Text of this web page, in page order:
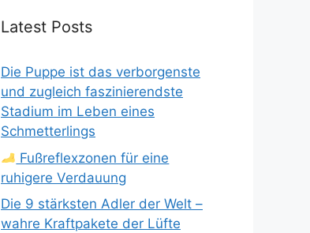
Latest Posts
Die Puppe ist das verborgenste
und zugleich faszinierendste
Stadium im Leben eines
Schmetterlings
Fußreflexzonen für eine
ruhigere Verdauung
Die 9 stärksten Adler der Welt –
wahre Kraftpakete der Lüfte